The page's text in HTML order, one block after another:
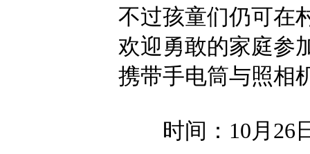
不过孩童们仍可在
欢迎勇敢的家庭参
携带手电筒与照相
时间：10月26日